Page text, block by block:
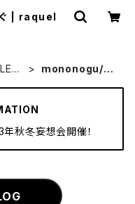
| raquel
mononogu/も
秋冬妄想会開催！